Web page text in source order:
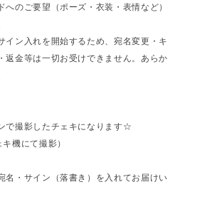
へのご要望（ポーズ・衣装・表情など）
イン入れを開始するため、宛名変更・キ
返金等は一切お受けできません。あらか
で撮影したチェキになります☆
機にて撮影）
名・サイン（落書き）を入れてお届けい